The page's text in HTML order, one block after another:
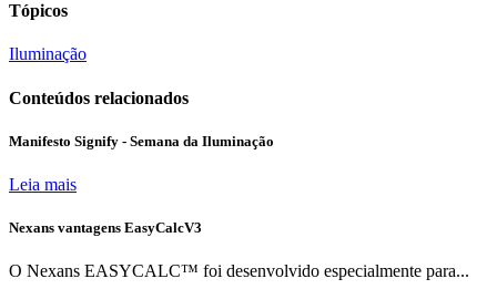
Tópicos
Iluminação
Conteúdos relacionados
Manifesto Signify - Semana da Iluminação
Leia mais
Nexans vantagens EasyCalcV3
O Nexans EASYCALC™ foi desenvolvido especialmente para...